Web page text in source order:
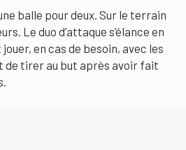
balle pour deux. Sur le terrain
Le duo d’attaque s’élance en
en cas de besoin, avec les
de tirer au but après avoir fait